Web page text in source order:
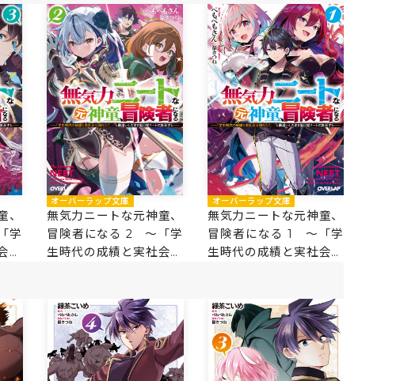
、
学
は
オーバーラップ文庫
無気力ニートな元神童、
冒険者になる 2 ～「学
生時代の成績と実社会は
する～
オーバーラップ文庫
無気力ニートな元神童、
冒険者になる 1 ～「学
生時代の成績と実社会は
する～